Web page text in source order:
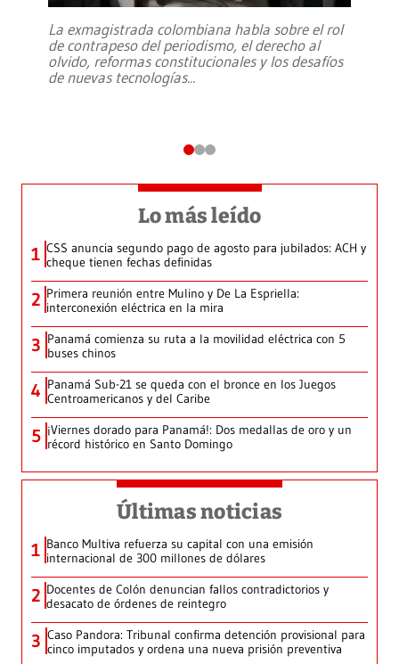
La exmagistrada colombiana habla sobre el rol
de contrapeso del periodismo, el derecho al
olvido, reformas constitucionales y los desafíos
de nuevas tecnologías...
Lo más leído
1 CSS anuncia segundo pago de agosto para jubilados: ACH y
cheque tienen fechas definidas
2 Primera reunión entre Mulino y De La Espriella:
interconexión eléctrica en la mira
3 Panamá comienza su ruta a la movilidad eléctrica con 5
buses chinos
4 Panamá Sub-21 se queda con el bronce en los Juegos
Centroamericanos y del Caribe
5 ¡Viernes dorado para Panamá!: Dos medallas de oro y un
récord histórico en Santo Domingo
Últimas noticias
1 Banco Multiva refuerza su capital con una emisión
internacional de 300 millones de dólares
2 Docentes de Colón denuncian fallos contradictorios y
desacato de órdenes de reintegro
3 Caso Pandora: Tribunal confirma detención provisional para
cinco imputados y ordena una nueva prisión preventiva